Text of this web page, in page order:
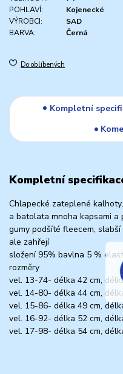
POHLAVÍ:
Kojenecké
VÝROBCI:
SAD
BARVA:
Černá
Do oblíbených
Kompletní
Kompletní
Chlapecké zateplené
a batolata mnoha kapsami a
gumy podšíté fleecem,
ale zahřejí
složení 95% bavlna 5 %
rozměry
vel. 13-74- délka 42 cm,
vel. 14-80- délka 44 cm,
vel. 15-86- délka 49 cm,
vel. 16-92- délka 52 cm,
vel. 17-98- délka 54 cm,